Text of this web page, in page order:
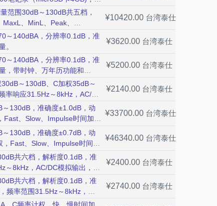
范围30dB～130dB共五档，
、MinL、Peak、
脉冲时间加权，microSD卡
¥10420.00 台湾泰仕
～140dBA，分辨率0.1dB，准
。
¥3620.00 台湾泰仕
～140dBA，分辨率0.1dB，准
，带时钟、万年历功能和
¥5200.00 台湾泰仕
～130dB、C加权35dB～
响应31.5Hz～8kHz，AC/DC
¥2140.00 台湾泰仕
130dB，准确度±1.0dB，动
Fast、Slow、Impulse时间加
带中心频率((27个频带)，测量
，AC/DC模拟信号输出，
¥33700.00 台湾泰仕
130dB，准确度±0.7dB，动
Fast、Slow、Impulse时间加
频带中心频率((33个频带)，测
L95，AC/DC模拟信号输
¥46340.00 台湾泰仕
共六档，解析度0.1dB，准
8kHz，AC/DC模拟输出，可
¥2400.00 台湾泰仕
共六档，解析度0.1dB，准
频率范围31.5Hz～8kHz，
¥2740.00 台湾泰仕